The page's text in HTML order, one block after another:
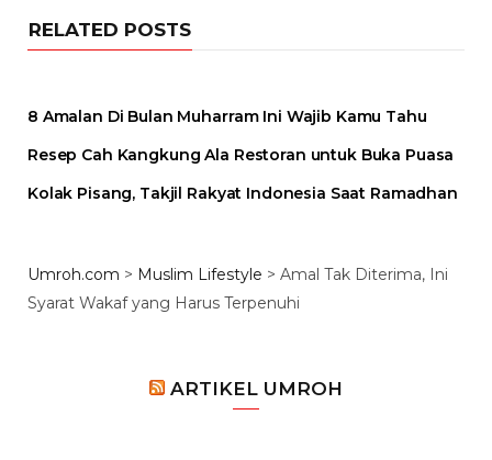
RELATED POSTS
8 Amalan Di Bulan Muharram Ini Wajib Kamu Tahu
Resep Cah Kangkung Ala Restoran untuk Buka Puasa
Kolak Pisang, Takjil Rakyat Indonesia Saat Ramadhan
Umroh.com > Muslim Lifestyle > Amal Tak Diterima, Ini
Syarat Wakaf yang Harus Terpenuhi
ARTIKEL UMROH